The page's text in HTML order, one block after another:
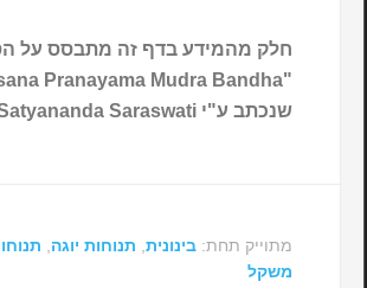
חלק מהמידע בדף זה מתבסס על
שנכתב ע"י Swami Satyananda Saraswati.
מתוייק תחת: בינונית, תנוחות יוגה,
משקל